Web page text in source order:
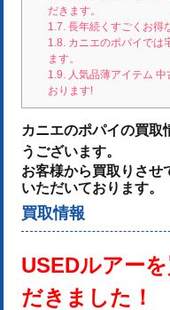
だきます。
1.7.長年続くすごくお得
1.8.カニエのポパイでは
ます。
1.9.人気品薄アイテム 中
おります!
カニエのポパイの買取
うございます。
お客様から買取りさせ
いただいております。
買取情報
USEDルアーを
だきました！